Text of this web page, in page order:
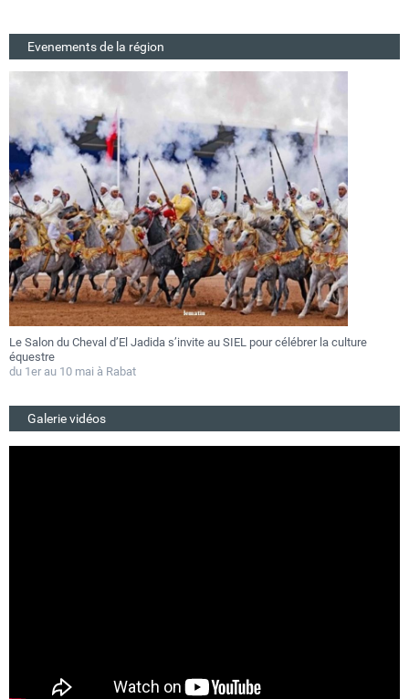
Evenements de la région
Festival Gnaoua 2026 : Essaouira au rythme des fusions musicales du 25
au 27 juin
Du 25 au 27 juin 2026
Galerie vidéos